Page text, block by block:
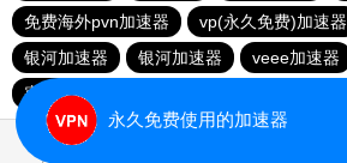
免费海外pvn加速器
vp(永久免费)加速器
银河加速器
银河加速器 veee加速器
蜜蜂加速器
永久免费使用的加速器